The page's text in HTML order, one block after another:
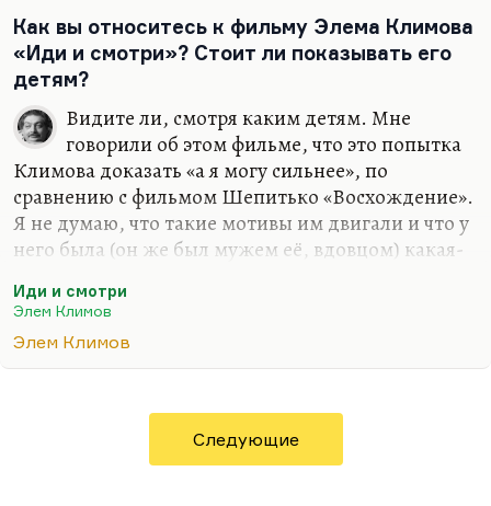
Как вы относитесь к фильму Элема Климова
«Иди и смотри»? Стоит ли показывать его
детям?
Видите ли, смотря каким детям. Мне
говорили об этом фильме, что это попытка
Климова доказать «а я могу сильнее», по
сравнению с фильмом Шепитько «Восхождение».
Я не думаю, что такие мотивы им двигали и что у
него была (он же был мужем её, вдовцом) какая-
говоря, гениальным режиссёром. Я считаю, что
более великий фильм «Прощание», который
нём новые и новые глубины. Великая роль
Петренко, в обоих фильмах он сыграл.
Что касается «Иди и смотри». На некоторых
Иди и смотри
Элем Климов
Элем Климов
Следующие